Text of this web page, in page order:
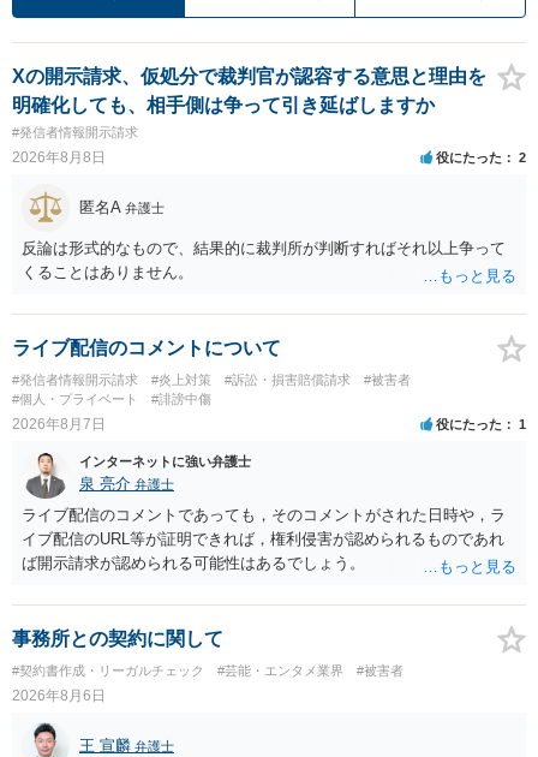
Xの開示請求、仮処分で裁判官が認容する意思と理由を
明確化しても、相手側は争って引き延ばしますか
#発信者情報開示請求
2026年8月8日 役にたった 2
匿名A 弁護士
反論は形式的なもので、結果的に裁判所が判断すればそれ以上争って
くることはありません。
ライブ配信のコメントについて
#発信者情報開示請求 #炎上対策 #訴訟・損害賠償請求
#被害者
#個人・プライベート
#誹謗中傷
2026年8月7日 役にたった 1
インターネットに強い弁護士
泉 亮介 弁護士
ライブ配信のコメントであっても，そのコメントがされた日時や，ラ
イブ配信のURL等が証明できれば，権利侵害が認められるものであれ
ば開示請求が認められる可能性はあるでしょう。
事務所との契約に関して
#契約書作成・リーガルチェック #芸能・エンタメ業界 #被害者
2026年8月6日
王 宣麟 弁護士